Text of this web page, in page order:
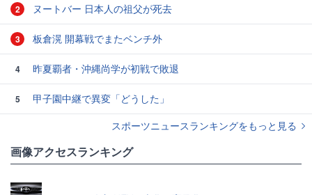
2 ヌートバー 日本人の祖父が死去
3 板倉滉 開幕戦でまたベンチ外
4 昨夏覇者・沖縄尚学が初戦で敗退
5
甲子園中継で異変「どうした」
スポーツニュースランキングをもっと見る
画像アクセスランキング